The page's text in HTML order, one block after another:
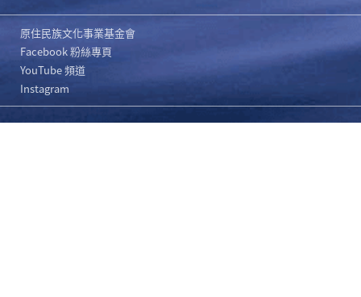
原住民族文化事業基金會
Facebook 粉絲專頁
YouTube 頻道
Instagram